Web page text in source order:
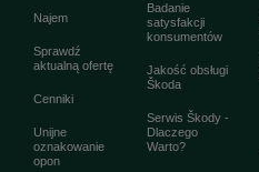
Najem
Sprawdź
aktualną ofertę
Cenniki
Unijne
oznakowanie
opon
Badanie
satysfakcji
konsumentów
Jakość obsługi
Škoda
Serwis Škody -
Dlaczego
Warto?